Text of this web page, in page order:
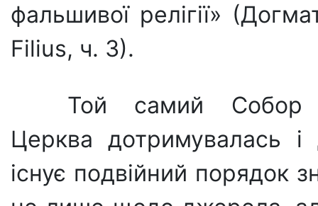
фальшивої релігії»
Filius, ч. 3).
Той самий Собор
Церква дотримувалась і
існує подвій­ний порядок